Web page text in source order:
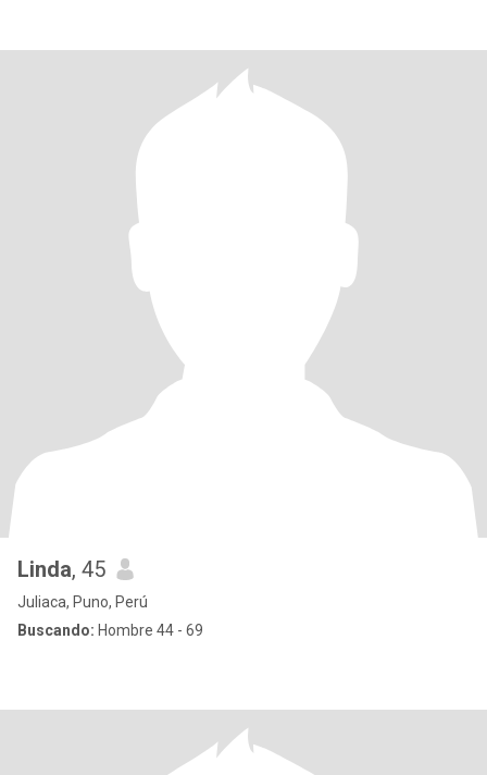
Linda, 45
Juliaca, Puno, Perú
Buscando: Hombre 44 - 69